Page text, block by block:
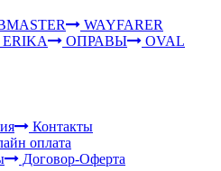
WAYFARER
ERIKA ОПРАВЫ
OVAL
Контакты
оплата
Договор-Оферта